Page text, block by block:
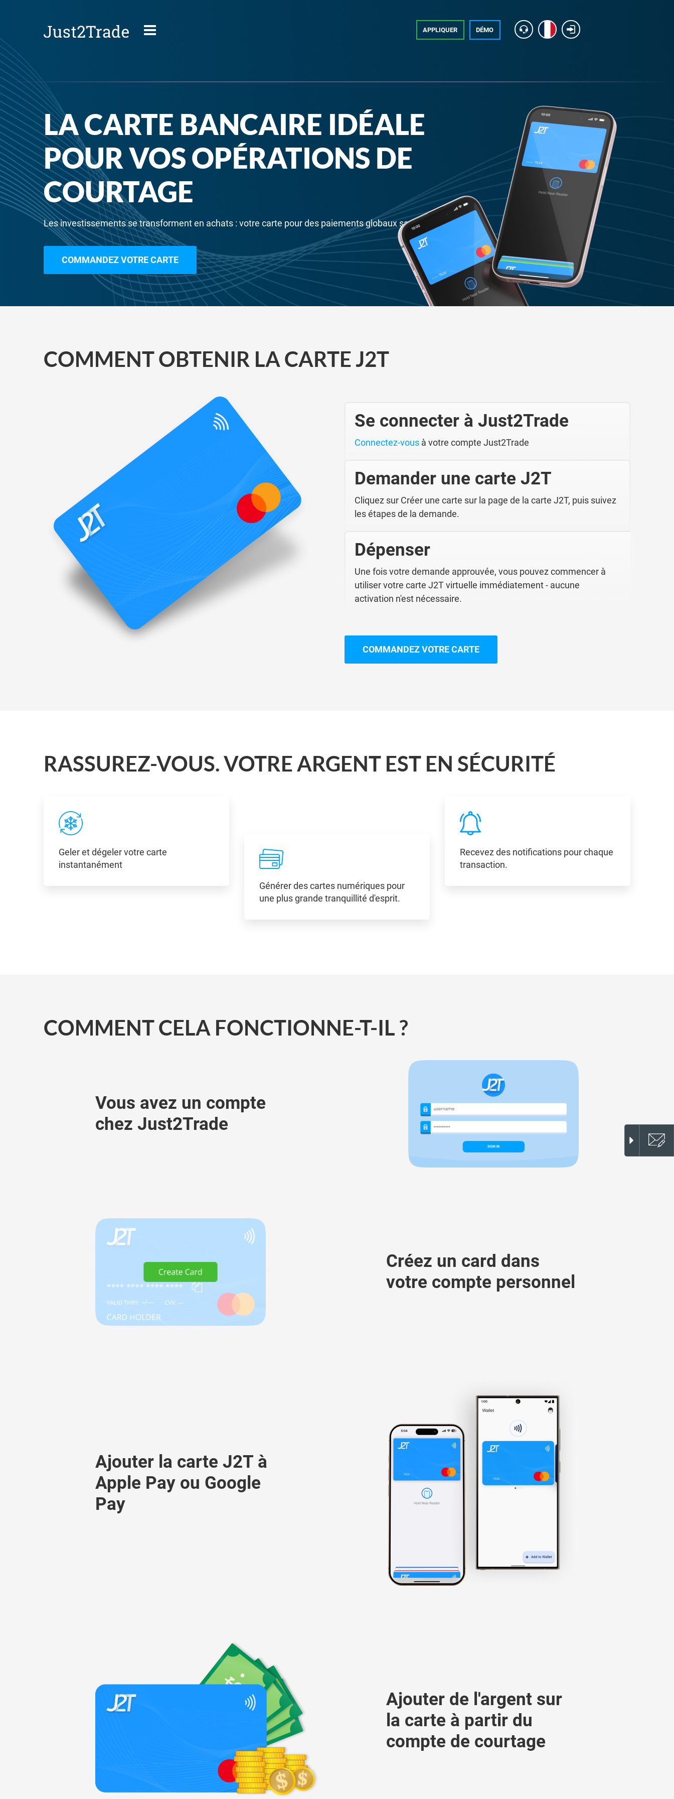
APPLIQUER DÉMO
LA CARTE BANCAIRE IDÉALE
POUR VOS OPÉRATIONS DE
COURTAGE
Les investissements se transforment en achats : votre carte pour des paiements globaux sans limites
COMMANDEZ VOTRE CARTE
COMMENT OBTENIR LA CARTE J2T
Se connecter à Just2Trade
Connectez-vous à votre compte Just2Trade
Demander une carte J2T
Cliquez sur Créer une carte sur la page de la carte J2T, puis suivez
les étapes de la demande.
Dépenser
Une fois votre demande approuvée, vous pouvez commencer à
utiliser votre carte J2T virtuelle immédiatement - aucune
activation n'est nécessaire.
COMMANDEZ VOTRE CARTE
RASSUREZ-VOUS. VOTRE ARGENT EST EN SÉCURITÉ
Geler et dégeler votre carte
instantanément
Générer des cartes numériques pour
une plus grande tranquillité d'esprit.
Recevez des notifications pour chaque
transaction.
COMMENT CELA FONCTIONNE-T-IL ?
Vous avez un compte
chez Just2Trade
Créez un сard dans
votre compte personnel
Ajouter la carte J2T à
Apple Pay ou Google
Pay
Ajouter de l'argent sur
la carte à partir du
compte de courtage